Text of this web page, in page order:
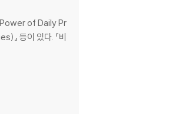
Power of Daily Pr
등이 있다. 『비